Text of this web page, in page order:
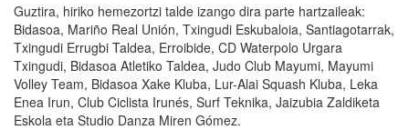
Guztira, hiriko hemezortzi talde izango dira parte hartzaileak:
Bidasoa, Mariño Real Unión, Txingudi Eskubaloia, Santiagotarrak,
Txingudi Errugbi Taldea, Erroibide, CD Waterpolo Urgara
Txingudi, Bidasoa Atletiko Taldea, Judo Club Mayumi, Mayumi
Volley Team, Bidasoa Xake Kluba, Lur-Alai Squash Kluba, Leka
Enea Irun, Club Ciclista Irunés, Surf Teknika, Jaizubia Zaldiketa
Eskola eta Studio Danza Miren Gómez.